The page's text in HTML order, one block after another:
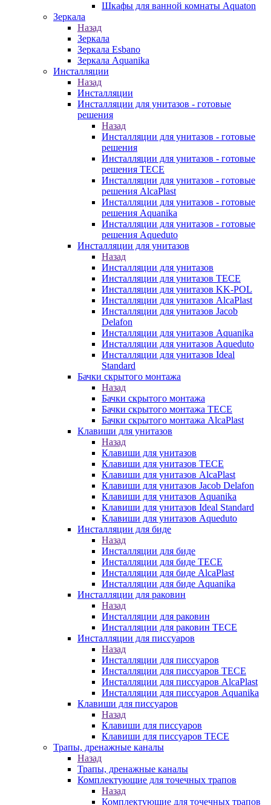
Шкафы для ванной комнаты Aquaton
Зеркала
Назад
Зеркала
Зеркала Esbano
Зеркала Aquanika
Инсталляции
Назад
Инсталляции
Инсталляции для унитазов - готовые
решения
Назад
Инсталляции для унитазов - готовые
решения
Инсталляции для унитазов - готовые
решения TECE
Инсталляции для унитазов - готовые
решения AlcaPlast
Инсталляции для унитазов - готовые
решения Aquanika
Инсталляции для унитазов - готовые
решения Aqueduto
Инсталляции для унитазов
Назад
Инсталляции для унитазов
Инсталляции для унитазов TECE
Инсталляции для унитазов KK-POL
Инсталляции для унитазов AlcaPlast
Инсталляции для унитазов Jacob
Delafon
Инсталляции для унитазов Aquanika
Инсталляции для унитазов Aqueduto
Инсталляции для унитазов Ideal
Standard
Бачки скрытого монтажа
Назад
Бачки скрытого монтажа
Бачки скрытого монтажа TECE
Бачки скрытого монтажа AlcaPlast
Клавиши для унитазов
Назад
Клавиши для унитазов
Клавиши для унитазов TECE
Клавиши для унитазов AlcaPlast
Клавиши для унитазов Jacob Delafon
Клавиши для унитазов Aquanika
Клавиши для унитазов Ideal Standard
Клавиши для унитазов Aqueduto
Инсталляции для биде
Назад
Инсталляции для биде
Инсталляции для биде TECE
Инсталляции для биде AlcaPlast
Инсталляции для биде Aquanika
Инсталляции для раковин
Назад
Инсталляции для раковин
Инсталляции для раковин TECE
Инсталляции для писсуаров
Назад
Инсталляции для писсуаров
Инсталляции для писсуаров TECE
Инсталляции для писсуаров AlcaPlast
Инсталляции для писсуаров Aquanika
Клавиши для писсуаров
Назад
Клавиши для писсуаров
Клавиши для писсуаров TECE
Трапы, дренажные каналы
Назад
Трапы, дренажные каналы
Комплектующие для точечных трапов
Назад
Комплектующие для точечных трапов